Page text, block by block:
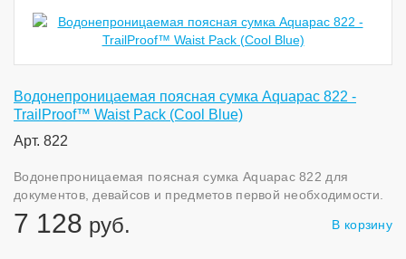
Водонепроницаемая поясная сумка Aquapac 822 -
TrailProof™ Waist Pack (Cool Blue)
Арт. 822
Водонепроницаемая поясная сумка Aquapac 822 для
документов, девайсов и предметов первой необходимости.
7 128 руб. В корзину